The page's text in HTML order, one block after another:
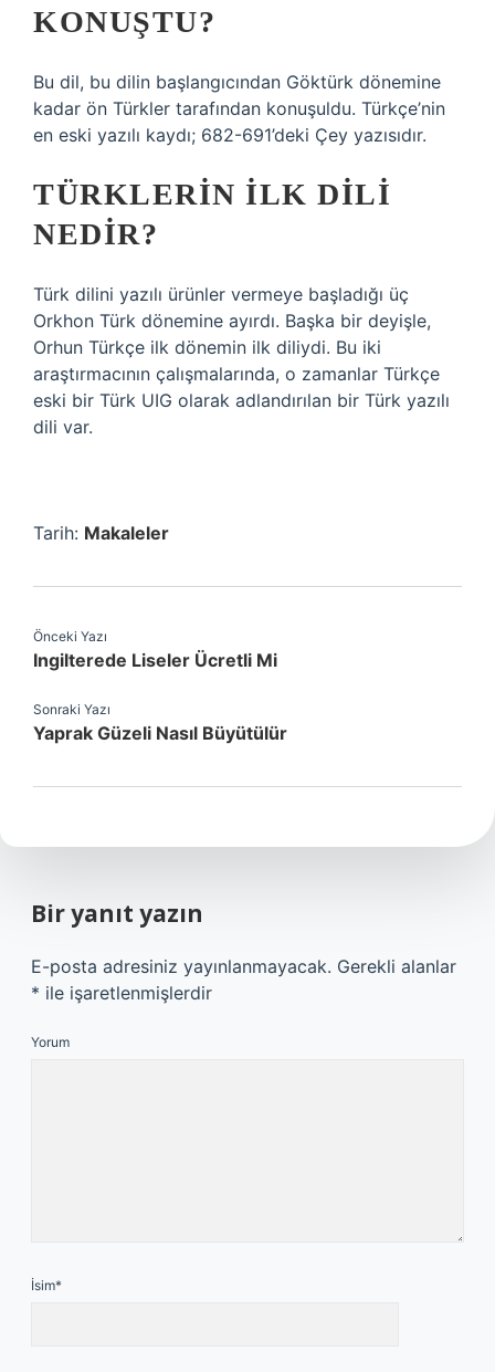
KONUŞTU?
Bu dil, bu dilin başlangıcından Göktürk dönemine
kadar ön Türkler tarafından konuşuldu. Türkçe’nin
en eski yazılı kaydı; 682-691’deki Çey yazısıdır.
TÜRKLERIN ILK DILI
NEDIR?
Türk dilini yazılı ürünler vermeye başladığı üç
Orkhon Türk dönemine ayırdı. Başka bir deyişle,
Orhun Türkçe ilk dönemin ilk diliydi. Bu iki
araştırmacının çalışmalarında, o zamanlar Türkçe
eski bir Türk UIG olarak adlandırılan bir Türk yazılı
dili var.
Tarih: Makaleler
Önceki Yazı
Ingilterede Liseler Ücretli Mi
Sonraki Yazı
Yaprak Güzeli Nasıl Büyütülür
Bir yanıt yazın
E-posta adresiniz yayınlanmayacak. Gerekli alanlar
* ile işaretlenmişlerdir
Yorum
İsim*